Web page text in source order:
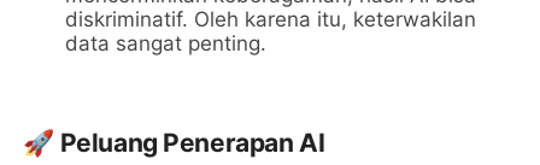
diskriminatif. Oleh karena itu, keterwakilan
data sangat penting.
🚀 Peluang Penerapan AI